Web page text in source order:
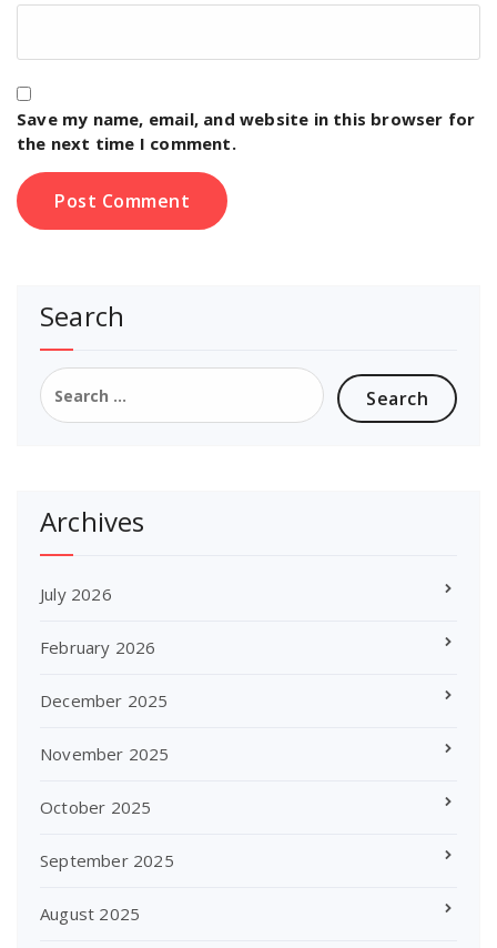
Save my name, email, and website in this browser for
the next time I comment.
Search
Search
for:
Archives
July 2026
February 2026
December 2025
November 2025
October 2025
September 2025
August 2025